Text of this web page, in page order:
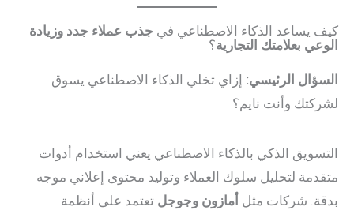
كيف يساعد الذكاء الاصطناعي في جذب عملاء جدد وزيادة
الوعي بعلامتك التجارية؟
السؤال الرئيسي: إزاي تخلي الذكاء الاصطناعي يسوق
لشركتك وأنت نايم؟
التسويق الذكي بالذكاء الاصطناعي يعني استخدام أدوات
متقدمة لتحليل سلوك العملاء وتوليد محتوى إعلاني موجه
بدقة. شركات مثل أمازون وجوجل تعتمد على أنظمة